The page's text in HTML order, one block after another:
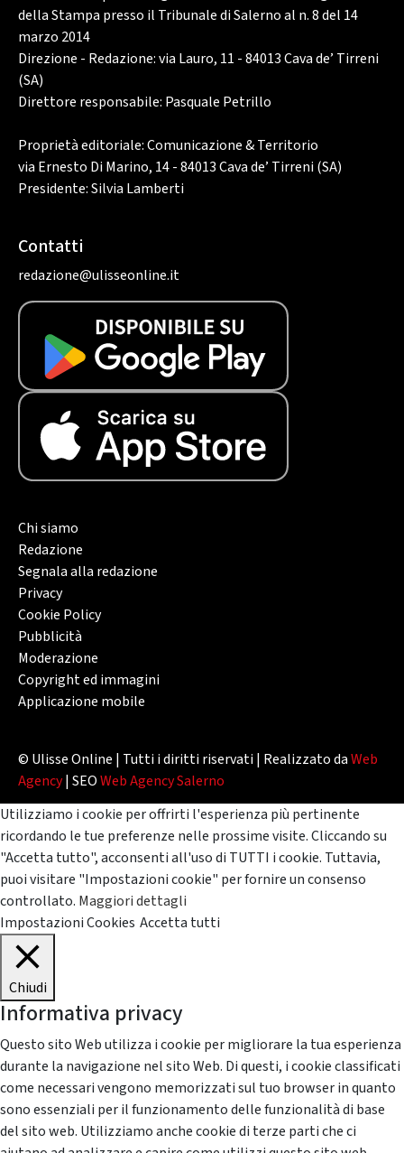
della Stampa presso il Tribunale di Salerno al n. 8 del 14
marzo 2014
Direzione - Redazione: via Lauro, 11 - 84013 Cava de’ Tirreni
(SA)
Direttore responsabile: Pasquale Petrillo
Proprietà editoriale: Comunicazione & Territorio
via Ernesto Di Marino, 14 - 84013 Cava de’ Tirreni (SA)
Presidente: Silvia Lamberti
Contatti
redazione@ulisseonline.it
Chi siamo
Redazione
Segnala alla redazione
Privacy
Cookie Policy
Pubblicità
Moderazione
Copyright ed immagini
Applicazione mobile
© Ulisse Online | Tutti i diritti riservati | Realizzato daWeb
Agency| SEOWeb Agency Salerno
Utilizziamo i cookie per offrirti l'esperienza più pertinente
ricordando le tue preferenze nelle prossime visite. Cliccando su
"Accetta tutto", acconsenti all'uso di TUTTI i cookie. Tuttavia,
puoi visitare "Impostazioni cookie" per fornire un consenso
controllato. Maggiori dettagli
Impostazioni Cookies Accetta tutti
Chiudi
Informativa privacy
Questo sito Web utilizza i cookie per migliorare la tua esperienza
durante la navigazione nel sito Web. Di questi, i cookie classificati
come necessari vengono memorizzati sul tuo browser in quanto
sono essenziali per il funzionamento delle funzionalità di base
del sito web. Utilizziamo anche cookie di terze parti che ci